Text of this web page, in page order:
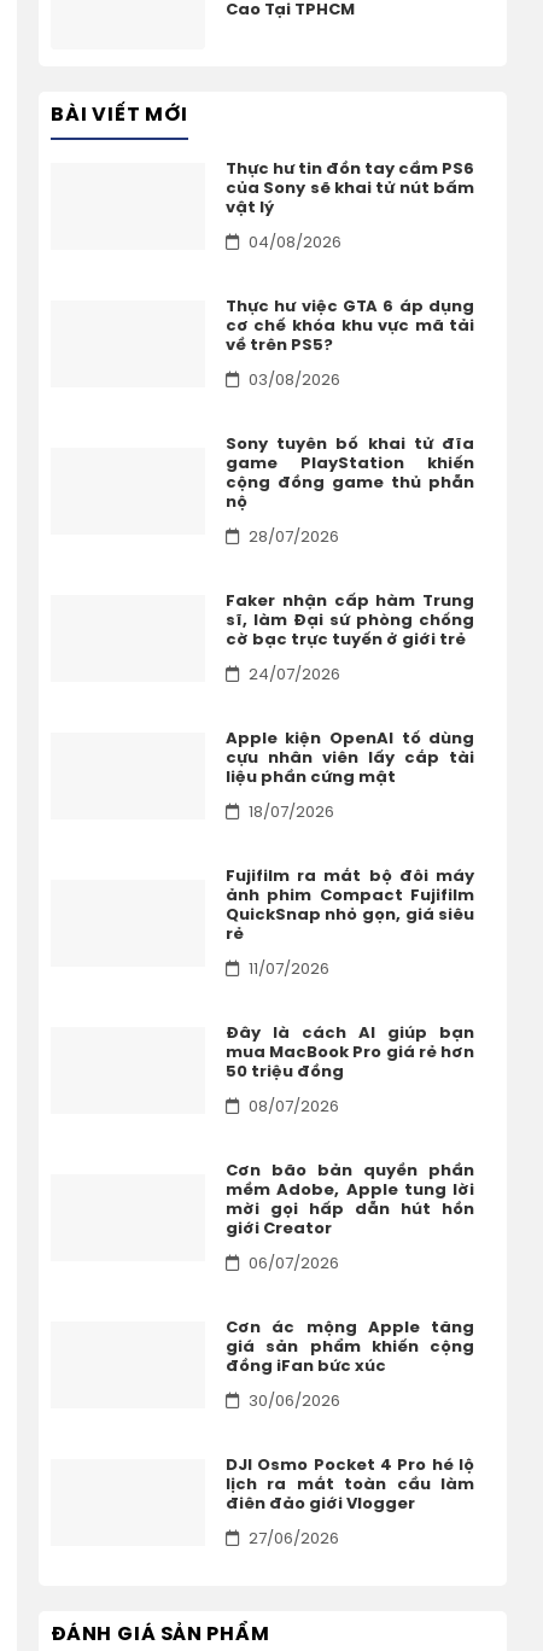
Cao Tại TPHCM
BÀI VIẾT MỚI
Thực hư tin đồn tay cầm PS6
của Sony sẽ khai tử nút bấm
vật lý
04/08/2026
Thực hư việc GTA 6 áp dụng
cơ chế khóa khu vực mã tải
về trên PS5?
03/08/2026
Sony tuyên bố khai tử đĩa
game PlayStation khiến
cộng đồng game thủ phẫn
nộ
28/07/2026
Faker nhận cấp hàm Trung
sĩ, làm Đại sứ phòng chống
cờ bạc trực tuyến ở giới trẻ
24/07/2026
Apple kiện OpenAI tố dùng
cựu nhân viên lấy cắp tài
liệu phần cứng mật
18/07/2026
Fujifilm ra mắt bộ đôi máy
ảnh phim Compact Fujifilm
QuickSnap nhỏ gọn, giá siêu
rẻ
11/07/2026
Đây là cách AI giúp bạn
mua MacBook Pro giá rẻ hơn
50 triệu đồng
08/07/2026
Cơn bão bản quyền phần
mềm Adobe, Apple tung lời
mời gọi hấp dẫn hút hồn
giới Creator
06/07/2026
Cơn ác mộng Apple tăng
giá sản phẩm khiến cộng
đồng iFan bức xúc
30/06/2026
DJI Osmo Pocket 4 Pro hé lộ
lịch ra mắt toàn cầu làm
điên đảo giới Vlogger
27/06/2026
ĐÁNH GIÁ SẢN PHẨM